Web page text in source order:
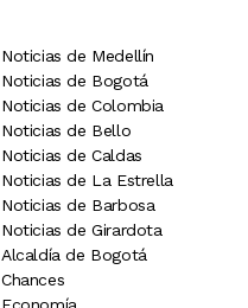
Noticias de Medellín
Noticias de Bogotá
Noticias de Colombia
Noticias de Bello
Noticias de Caldas
Noticias de La Estrella
Noticias de Barbosa
Noticias de Girardota
Alcaldía de Bogotá
Chances